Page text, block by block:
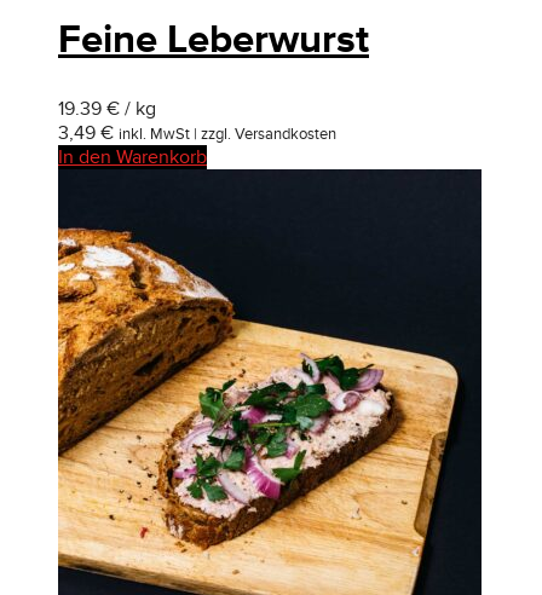
Feine Leberwurst
19.39 € / kg
3,49 € inkl. MwSt | zzgl. Versandkosten
In den Warenkorb